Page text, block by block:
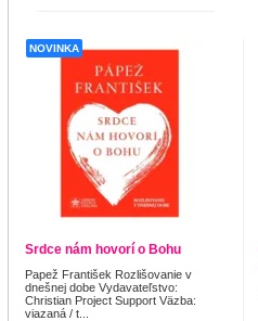
NOVINKA
Srdce nám hovorí o Bohu
Papež František Rozlišovanie v
dnešnej dobe Vydavateľstvo:
Christian Project Support Väzba:
viazaná / t...